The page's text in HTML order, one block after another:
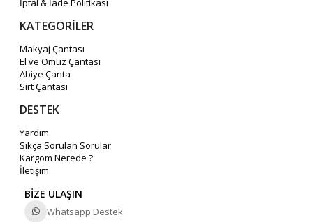
İptal & İade Politikası
KATEGORİLER
Makyaj Çantası
El ve Omuz Çantası
Abiye Çanta
Sırt Çantası
DESTEK
Yardım
Sıkça Sorulan Sorular
Kargom Nerede ?
İletişim
BİZE ULAŞIN
Whatsapp Destek